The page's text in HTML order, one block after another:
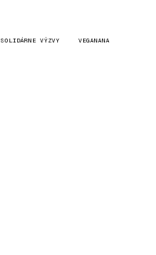
SOLIDÁRNE VÝZVY VEGANANA